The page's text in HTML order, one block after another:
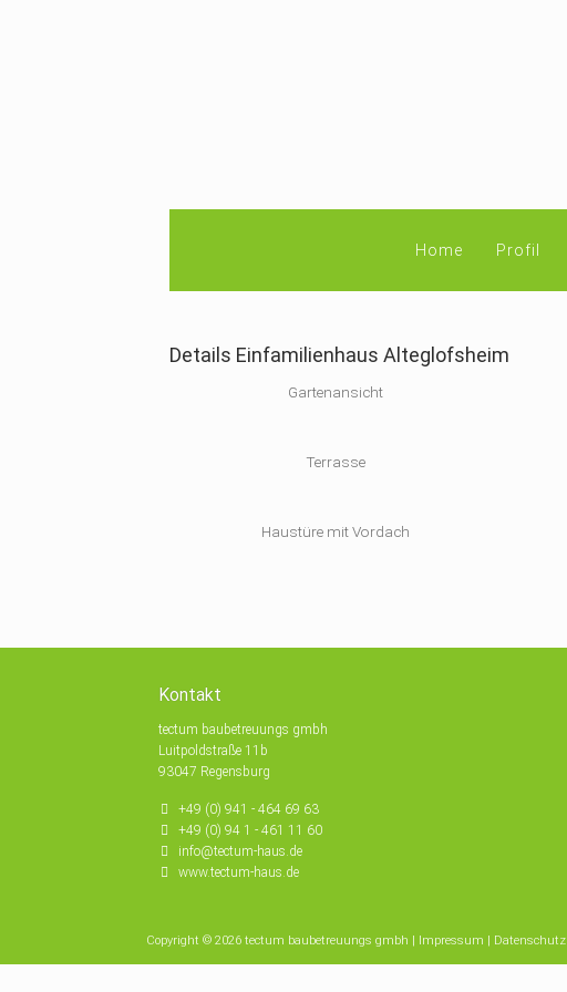
Home Profil
Details Einfamilienhaus Alteglofsheim
Gartenansicht
Terrasse
Haustüre mit Vordach
Kontakt
tectum baubetreuungs gmbh
Luitpoldstraße 11b
93047 Regensburg
+49 (0) 941 - 464 69 63
+49 (0) 94 1 - 461 11 60
info@tectum-haus.de
www.tectum-haus.de
Copyright © 2026 tectum baubetreuungs gmbh | Impressum Datenschutz